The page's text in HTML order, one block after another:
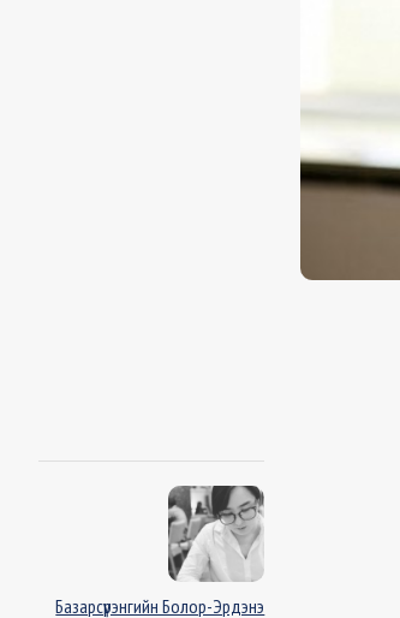
Базарсүрэнгийн Болор-Эрдэнэ